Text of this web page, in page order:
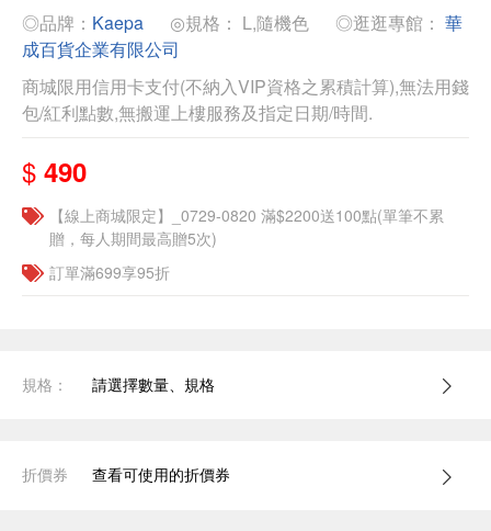
◎品牌： Kaepa ◎規格： L,隨機色 ◎逛逛專館： 華
成百貨企業有限公司
商城限用信用卡支付(不納入VIP資格之累積計算),無法用錢
包/紅利點數,無搬運上樓服務及指定日期/時間.
$ 490
【線上商城限定】_0729-0820 滿$2200送100點(單筆不累
贈，每人期間最高贈5次)
訂單滿699享95折
規格： 請選擇數量、規格
折價券 查看可使用的折價券